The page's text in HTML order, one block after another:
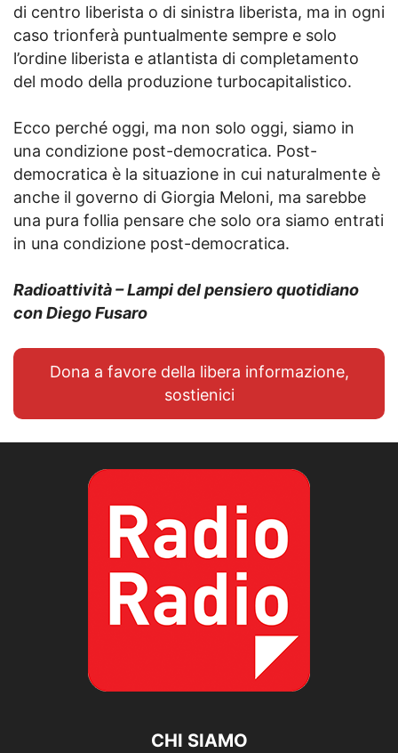
di centro liberista o di sinistra liberista, ma in ogni
caso trionferà puntualmente sempre e solo
l’ordine liberista e atlantista di completamento
del modo della produzione turbocapitalistico.
Ecco perché oggi, ma non solo oggi, siamo in
una condizione post-democratica. Post-
democratica è la situazione in cui naturalmente è
anche il governo di Giorgia Meloni, ma sarebbe
una pura follia pensare che solo ora siamo entrati
in una condizione post-democratica.
Radioattività – Lampi del pensiero quotidiano
con Diego Fusaro
Dona a favore della libera informazione,
sostienici
CHI SIAMO